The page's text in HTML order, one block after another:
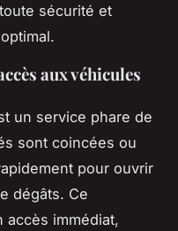
sécurité et
aux véhicules
un service phare de
sont coincées ou
pour ouvrir
dégâts. Ce
accès immédiat,